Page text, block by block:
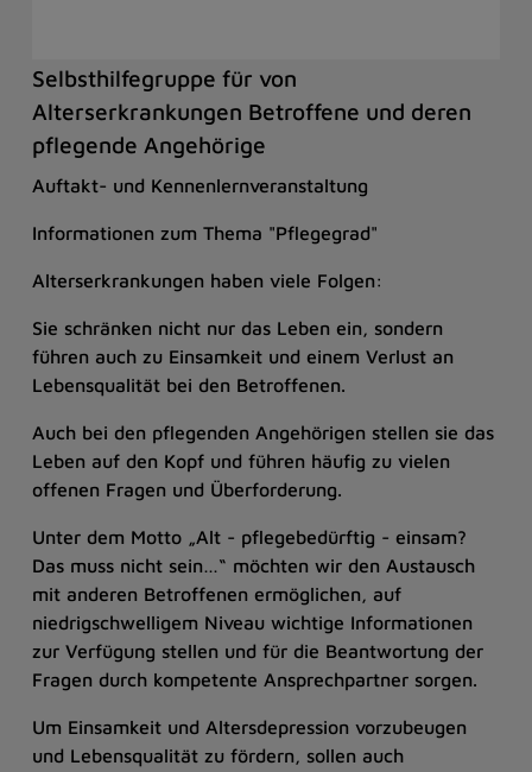
Selbsthilfegruppe für von
Alterserkrankungen Betroffene und deren
pflegende Angehörige
Auftakt- und Kennenlernveranstaltung
Informationen zum Thema "Pflegegrad"
Alterserkrankungen haben viele Folgen:
Sie schränken nicht nur das Leben ein, sondern
führen auch zu Einsamkeit und einem Verlust an
Lebensqualität bei den Betroffenen.
Auch bei den pflegenden Angehörigen stellen sie das
Leben auf den Kopf und führen häufig zu vielen
offenen Fragen und Überforderung.
Unter dem Motto „Alt - pflegebedürftig - einsam?
Das muss nicht sein…“ möchten wir den Austausch
mit anderen Betroffenen ermöglichen, auf
niedrigschwelligem Niveau wichtige Informationen
zur Verfügung stellen und für die Beantwortung der
Fragen durch kompetente Ansprechpartner sorgen.
Um Einsamkeit und Altersdepression vorzubeugen
und Lebensqualität zu fördern, sollen auch